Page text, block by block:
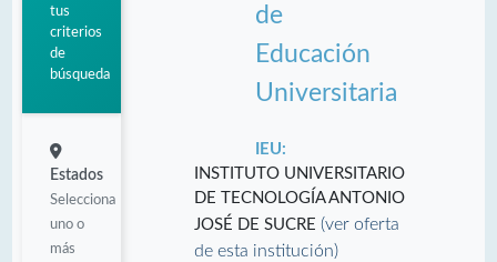
tus
criterios
de
búsqueda
Estados
Selecciona
uno o
más
de
Educación
Universitaria
IEU:
INSTITUTO UNIVERSITARIO
DE TECNOLOGÍA ANTONIO
JOSÉ DE SUCRE (ver oferta
de esta institución)